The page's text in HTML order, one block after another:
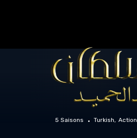
5 Saisons Turkish Action